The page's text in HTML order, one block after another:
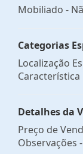
Mobiliado -
Categorias
Localização
Característica
Detalhes da
Preço de
Observações